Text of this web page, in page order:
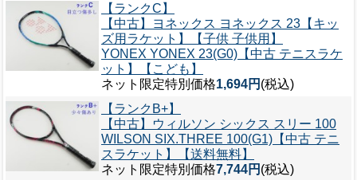
【ランクC】
【中古】ヨネックス ヨネックス 23【キッ
ズ用ラケット】【子供 子供用】
YONEX YONEX 23(G0)【中古 テニスラケ
ット】【こども】
ネット限定特別価格1,694円 (税込)
【ランクB+】
【中古】ウィルソン シックス スリー 100
WILSON SIX.THREE 100(G1)【中古 テニ
スラケット】【送料無料】
ネット限定特別価格7,744円 (税込)